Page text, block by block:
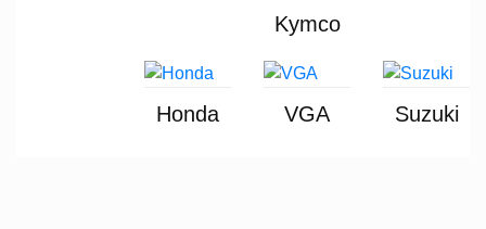
Kymco
Honda VGA Suzuki